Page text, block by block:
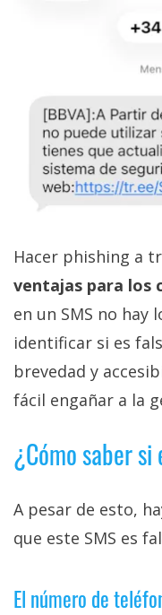
Hacer phishing a
ventajas para los
en un SMS no hay
identificar si es
brevedad y
fácil engañar a la
¿Cómo saber si
A pesar de esto,
que este SMS es
El número de